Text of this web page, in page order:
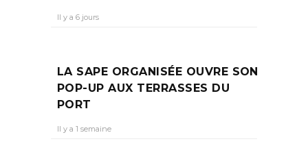
Il y a 6 jours
LA SAPE ORGANISÉE OUVRE SON
POP-UP AUX TERRASSES DU
PORT
Il y a 1 semaine